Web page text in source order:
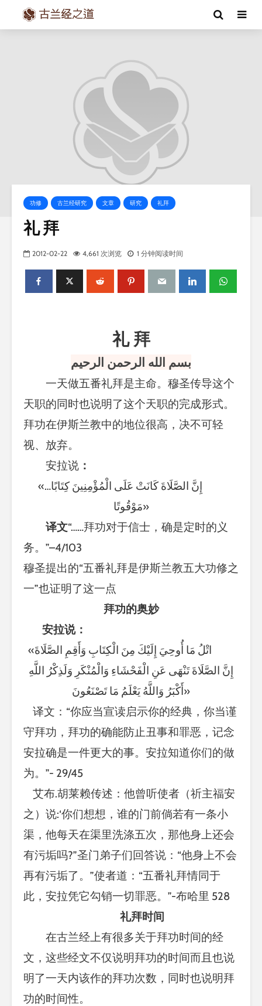
功修 古兰经研究 文章 研究 礼拜
礼 拜
2012-02-22 4,661 次浏览 1 分钟阅读时间
礼 拜
بسم الله الرحمن الرحيم
一天做五番礼拜是主命。穆圣传导这个
天职的同时也说明了这个天职的完成形式。
拜功在伊斯兰教中的地位很高，决不可轻
视、放弃。
安拉说：
«…إِنَّ الصَّلَاةَ كَانَتْ عَلَى الْمُؤْمِنِينَ كِتَابًا
مَوْقُوتًا»
译文“……拜功对于信士，确是定时的义
务。”–4/103
穆圣提出的“五番礼拜是伊斯兰教五大功修之
一”也证明了这一点
拜功的奥妙
安拉说：
«اتْلُ مَا أُوحِيَ إِلَيْكَ مِنَ الْكِتَابِ وَأَقِمِ الصَّلَاةَ
إِنَّ الصَّلَاةَ تَنْهَى عَنِ الْفَحْشَاءِ وَالْمُنْكَرِ وَلَذِكْرُ اللَّهِ
أَكْبَرُ وَاللَّهُ يَعْلَمُ مَا تَصْنَعُونَ»
译文：“你应当宣读启示你的经典，你当谨
守拜功，拜功的确能防止丑事和罪恶，记念
安拉确是一件更大的事。安拉知道你们的做
为。”- 29/45
艾布.胡莱赖传述：他曾听使者（祈主福安
之）说:‘你们想想，谁的门前倘若有一条小
渠，他每天在渠里洗涤五次，那他身上还会
有污垢吗?”圣门弟子们回答说：“他身上不会
再有污垢了。”使者道：“五番礼拜情同于
此，安拉凭它勾销一切罪恶。”-布哈里 528
礼拜时间
在古兰经上有很多关于拜功时间的经
文，这些经文不仅说明拜功的时间而且也说
明了一天内该作的拜功次数，同时也说明拜
功的时间性。